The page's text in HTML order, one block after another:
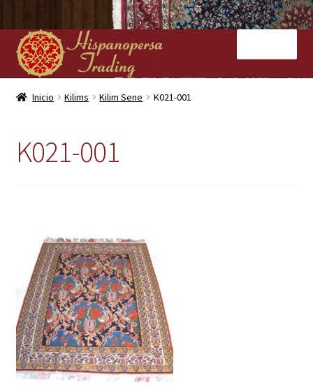
Ir
a
la
navegación
Ir
al
contenido
Inicio
Contacto
Inicio Kilims Kilim Sene K021-001
K021-001